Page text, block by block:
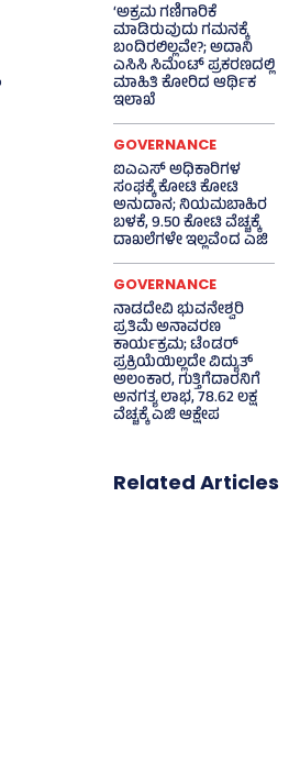
‘ಅಕ್ರಮ ಗಣಿಗಾರಿಕೆ
ಮಾಡಿರುವುದು ಗಮನಕ್ಕೆ
ಬಂದಿರಲಿಲ್ಲವೇ?; ಅದಾನಿ
ಎಸಿಸಿ ಸಿಮೆಂಟ್ ಪ್ರಕರಣದಲ್ಲಿ
ಮಾಹಿತಿ ಕೋರಿದ ಆರ್ಥಿಕ
ಇಲಾಖೆ
GOVERNANCE
ಐಎಎಸ್‌ ಅಧಿಕಾರಿಗಳ
ಸಂಘಕ್ಕೆ ಕೋಟಿ ಕೋಟಿ
ಅನುದಾನ; ನಿಯಮಬಾಹಿರ
ಬಳಕೆ, 9.50 ಕೋಟಿ ವೆಚ್ಚಕ್ಕೆ
ದಾಖಲೆಗಳೇ ಇಲ್ಲವೆಂದ ಎಜಿ
GOVERNANCE
ನಾಡದೇವಿ ಭುವನೇಶ್ವರಿ
ಪ್ರತಿಮೆ ಅನಾವರಣ
ಕಾರ್ಯಕ್ರಮ; ಟೆಂಡರ್
ಪ್ರಕ್ರಿಯೆಯಿಲ್ಲದೇ ವಿದ್ಯುತ್‌
ಅಲಂಕಾರ, ಗುತ್ತಿಗೆದಾರನಿಗೆ
ಅನಗತ್ಯ ಲಾಭ, 78.62 ಲಕ್ಷ
ವೆಚ್ಚಕ್ಕೆ ಎಜಿ ಆಕ್ಷೇಪ
Related Articles